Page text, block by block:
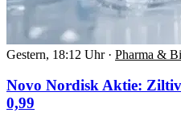
Gestern, 18:12 Uhr · Pharma &
Novo Nordisk Aktie:
0,99